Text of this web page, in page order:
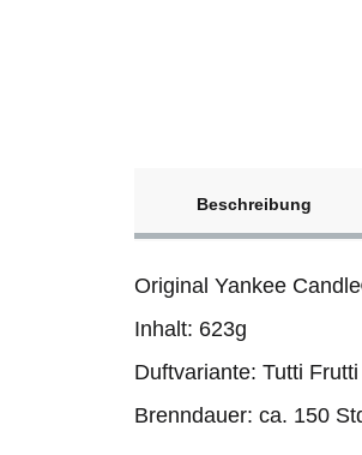
Beschreibung
Original Yankee
Inhalt: 623g
Duftvariante: Tutti Frutti
Brenndauer: ca. 150